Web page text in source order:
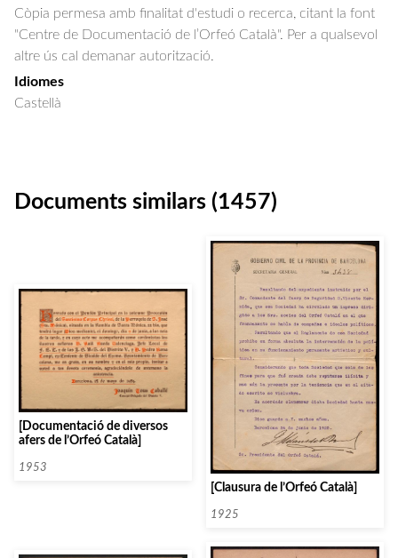
Còpia permesa amb finalitat d'estudi o recerca, citant la font
"Centre de Documentació de l’Orfeó Català". Per a qualsevol
altre ús cal demanar autorització.
Idiomes
Castellà
Documents similars (1457)
[Documentació de diversos
afers de l’Orfeó Català]
1953
[Clausura de l’Orfeó Català]
1925